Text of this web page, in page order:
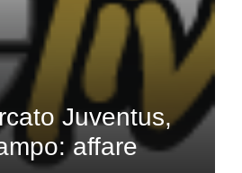
Juventus,
affare